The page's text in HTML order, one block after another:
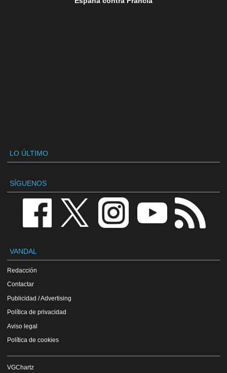
LO ÚLTIMO
SÍGUENOS
VANDAL
Redacción
Contactar
Publicidad / Advertising
Política de privacidad
Aviso legal
Política de cookies
VGChartz